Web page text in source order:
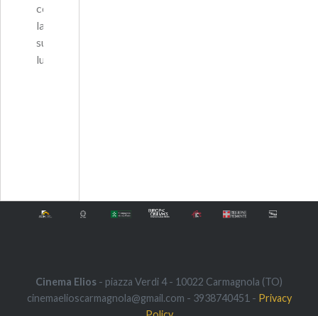
con
la
sua
lun…
Cinema Elios - piazza Verdi 4 - 10022 Carmagnola (TO)
cinemaelioscarmagnola@gmail.com - 3938740451 - Privacy